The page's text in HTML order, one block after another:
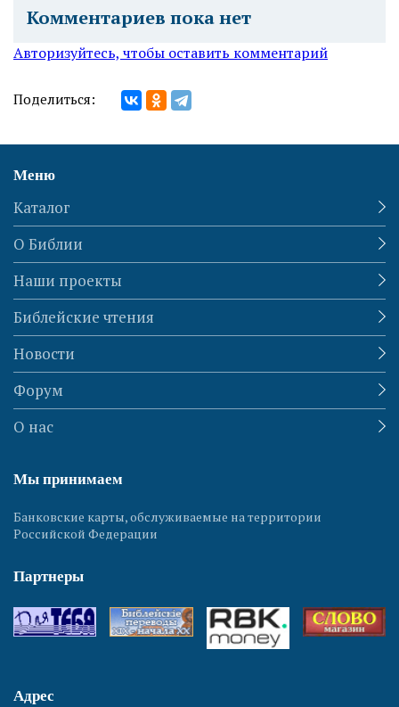
Комментариев пока нет
Авторизуйтесь, чтобы оставить комментарий
Поделиться:
Меню
Каталог
О Библии
Наши проекты
Библейские чтения
Новости
Форум
О нас
Мы принимаем
Банковские карты, обслуживаемые на территории
Российской Федерации
Партнеры
Адрес